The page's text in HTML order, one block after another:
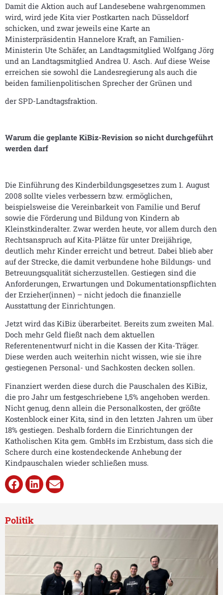
Damit die Aktion auch auf Landesebene wahrgenommen
wird, wird jede Kita vier Postkarten nach Düsseldorf
schicken, und zwar jeweils eine Karte an
Ministerpräsidentin Hannelore Kraft, an Familien-
Ministerin Ute Schäfer, an Landtagsmitglied Wolfgang Jörg
und an Landtagsmitglied Andrea U. Asch. Auf diese Weise
erreichen sie sowohl die Landesregierung als auch die
beiden familienpolitischen Sprecher der Grünen und
der SPD-Landtagsfraktion.
Warum die geplante KiBiz-Revision so nicht durchgeführt
werden darf
Die Einführung des Kinderbildungsgesetzes zum 1. August
2008 sollte vieles verbessern bzw. ermöglichen,
beispielsweise die Vereinbarkeit von Familie und Beruf
sowie die Förderung und Bildung von Kindern ab
Kleinstkinderalter. Zwar werden heute, vor allem durch den
Rechtsanspruch auf Kita-Plätze für unter Dreijährige,
deutlich mehr Kinder erreicht und betreut. Dabei blieb aber
auf der Strecke, die damit verbundene hohe Bildungs- und
Betreuungsqualität sicherzustellen. Gestiegen sind die
Anforderungen, Erwartungen und Dokumentationspflichten
der Erzieher(innen) – nicht jedoch die finanzielle
Ausstattung der Einrichtungen.
Jetzt wird das KiBiz überarbeitet. Bereits zum zweiten Mal.
Doch mehr Geld fließt nach dem aktuellen
Referentenentwurf nicht in die Kassen der Kita-Träger.
Diese werden auch weiterhin nicht wissen, wie sie ihre
gestiegenen Personal- und Sachkosten decken sollen.
Finanziert werden diese durch die Pauschalen des KiBiz,
die pro Jahr um festgeschriebene 1,5% angehoben werden.
Nicht genug, denn allein die Personalkosten, der größte
Kostenblock einer Kita, sind in den letzten Jahren um über
18% gestiegen. Deshalb fordern die Einrichtungen der
Katholischen Kita gem. GmbHs im Erzbistum, dass sich die
Schere durch eine kostendeckende Anhebung der
Kindpauschalen wieder schließen muss.
Politik